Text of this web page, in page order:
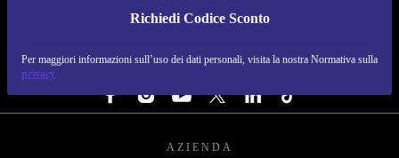
Richiedi Codice Sconto
Per maggiori informazioni sull’uso dei dati personali, visita la nostra Normativa sulla
privacy
REFURBED ITALIA - RETHINK NEW.
SEGUICI SU
AZIENDA